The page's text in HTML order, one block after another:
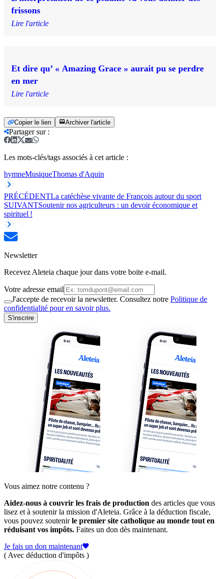
frissons
Lire l'article
Et dire qu’ « Amazing Grace » aurait pu se perdre
en mer
Lire l'article
Copier le lien Archiver l'article
Partager sur:
Les mots-clés/tags associés à cet article :
hymneMusiqueThomas d'Aquin
PRÉCÉDENTLa catéchèse vivante de François autour du sport
SUIVANTSoutenir nos agriculteurs : un devoir économique et
spirituel !
Newsletter
Recevez Aleteia chaque jour dans votre boite e-mail.
Votre adresse email
J'accepte de recevoir la newsletter. Consultez notre Politique de
confidentialité pour en savoir plus.
S'inscrire
Vous aimez notre contenu ?
Aidez-nous à couvrir les frais de production des articles que vous
lisez et à soutenir la mission d'Aleteia. Grâce à la déduction fiscale,
vous pouvez soutenirle premier site catholique au monde tout en
réduisant vos impôts. Faites un don dès maintenant.
Je fais un don maintenant
( Avec déduction d'impôts )